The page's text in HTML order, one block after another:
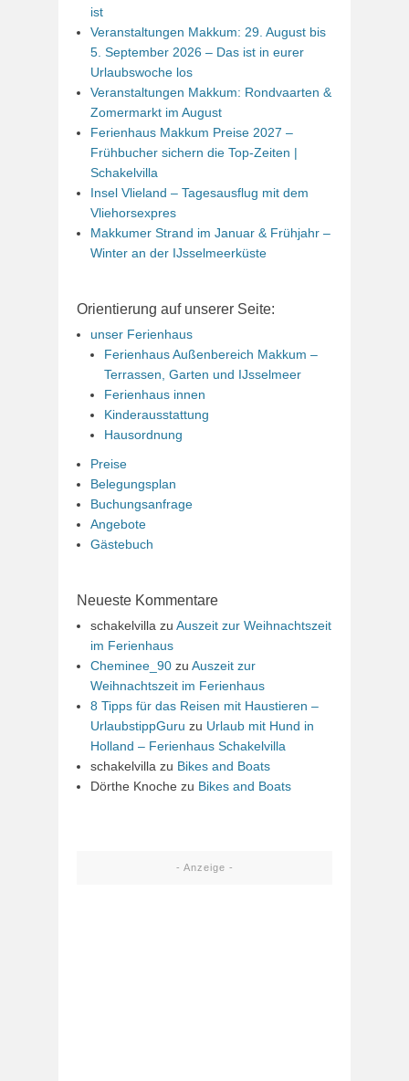
ist
Veranstaltungen Makkum: 29. August bis
5. September 2026 – Das ist in eurer
Urlaubswoche los
Veranstaltungen Makkum: Rondvaarten &
Zomermarkt im August
Ferienhaus Makkum Preise 2027 –
Frühbucher sichern die Top-Zeiten |
Schakelvilla
Insel Vlieland – Tagesausflug mit dem
Vliehorsexpres
Makkumer Strand im Januar & Frühjahr –
Winter an der IJsselmeerküste
Orientierung auf unserer Seite:
unser Ferienhaus
Ferienhaus Außenbereich Makkum –
Terrassen, Garten und IJsselmeer
Ferienhaus innen
Kinderausstattung
Hausordnung
Preise
Belegungsplan
Buchungsanfrage
Angebote
Gästebuch
Neueste Kommentare
schakelvilla zu Auszeit zur Weihnachtszeit
im Ferienhaus
Cheminee_90 zu Auszeit zur
Weihnachtszeit im Ferienhaus
8 Tipps für das Reisen mit Haustieren –
UrlaubstippGuru zu Urlaub mit Hund in
Holland – Ferienhaus Schakelvilla
schakelvilla zu Bikes and Boats
Dörthe Knoche zu Bikes and Boats
- Anzeige -